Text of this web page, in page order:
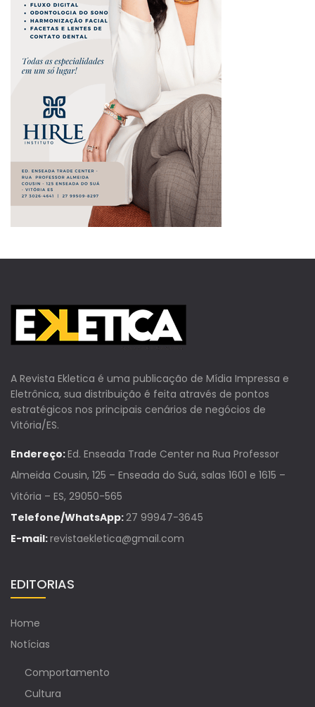
A Revista Ekletica é uma publicação de Mídia Impressa e
Eletrônica, sua distribuição é feita através de pontos
estratégicos nos principais cenários de negócios de
Vitória/ES.
Endereço:Ed. Enseada Trade Center na Rua Professor
Almeida Cousin, 125 – Enseada do Suá, salas 1601 e 1615 –
Vitória – ES, 29050-565
Telefone/WhatsApp:27 99947-3645
E-mail:revistaekletica@gmail.com
EDITORIAS
Home
Notícias
Comportamento
Cultura